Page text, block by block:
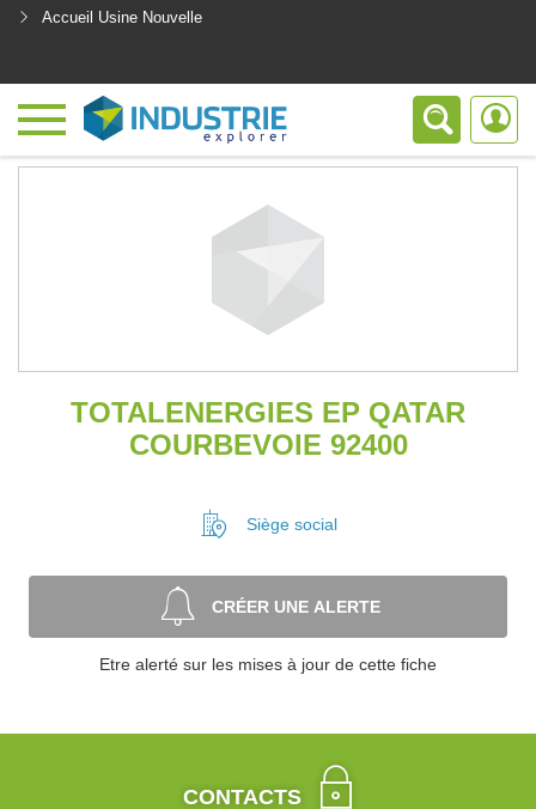
Accueil Usine Nouvelle
TOTALENERGIES EP QATAR
COURBEVOIE 92400
Siège social
CRÉER UNE ALERTE
Etre alerté sur les mises à jour de cette fiche
CONTACTS